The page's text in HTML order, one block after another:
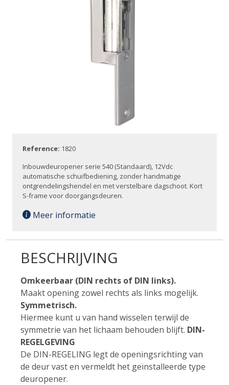
Reference: 1820
Inbouwdeuropener serie 540 (Standaard), 12Vdc
automatische schuifbediening, zonder handmatige
ontgrendelingshendel en met verstelbare dagschoot. Kort
S-frame voor doorgangsdeuren.
Meer informatie
BESCHRIJVING
Omkeerbaar (DIN rechts of DIN links).
Maakt opening zowel rechts als links mogelijk.
Symmetrisch.
Hiermee kunt u van hand wisselen terwijl de
symmetrie van het lichaam behouden blijft. DIN-
REGELGEVING
De DIN-REGELING legt de openingsrichting van
de deur vast en vermeldt het geïnstalleerde type
deuropener.